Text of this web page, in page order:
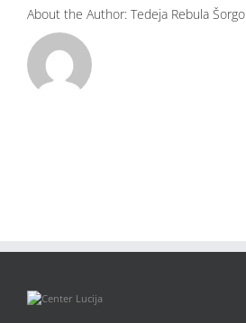
About the Author: Tedeja Rebula Šorgo